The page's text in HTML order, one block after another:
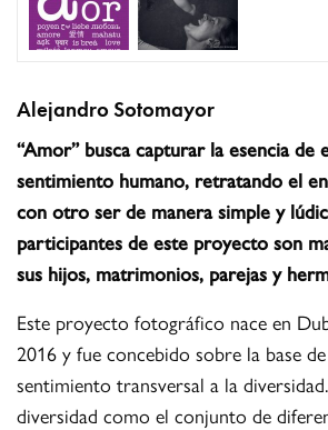
Alejandro Sotomayor
“Amor” busca capturar la esencia de
sentimiento humano, retratando el
con otro ser de manera simple y
participantes de este proyecto son
sus hijos, matrimonios, parejas y
Este proyecto fotográfico nace en
2016 y fue concebido sobre la base
sentimiento transversal a la
diversidad como el conjunto de